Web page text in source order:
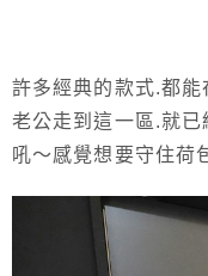
許多經典的款式.都能
老公走到這一區.就已
吼～感覺想要守住荷